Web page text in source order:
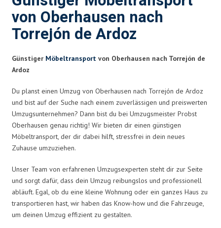
von Oberhausen nach
Torrejón de Ardoz
Günstiger Möbeltransport von Oberhausen nach Torrejón de
Ardoz
Du planst einen Umzug von Oberhausen nach Torrejón de Ardoz
und bist auf der Suche nach einem zuverlässigen und preiswerten
Umzugsunternehmen? Dann bist du bei Umzugsmeister Probst
Oberhausen genau richtig! Wir bieten dir einen günstigen
Möbeltransport, der dir dabei hilft, stressfrei in dein neues
Zuhause umzuziehen.
Unser Team von erfahrenen Umzugsexperten steht dir zur Seite
und sorgt dafür, dass dein Umzug reibungslos und professionell
abläuft. Egal, ob du eine kleine Wohnung oder ein ganzes Haus zu
transportieren hast, wir haben das Know-how und die Fahrzeuge,
um deinen Umzug effizient zu gestalten.